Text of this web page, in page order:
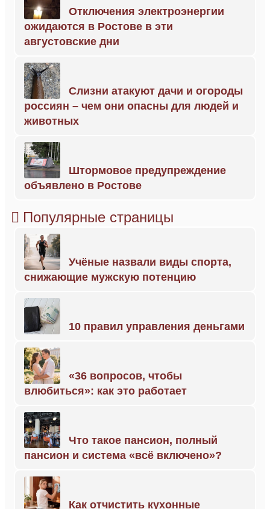
Отключения электроэнергии
ожидаются в Ростове в эти
августовские дни
Слизни атакуют дачи и огороды
россиян – чем они опасны для людей и
животных
Штормовое предупреждение
объявлено в Ростове
Популярные страницы
Учёные назвали виды спорта,
снижающие мужскую потенцию
10 правил управления деньгами
«36 вопросов, чтобы
влюбиться»: как это работает
Что такое пансион, полный
пансион и система «всё включено»?
Как отчистить кухонные